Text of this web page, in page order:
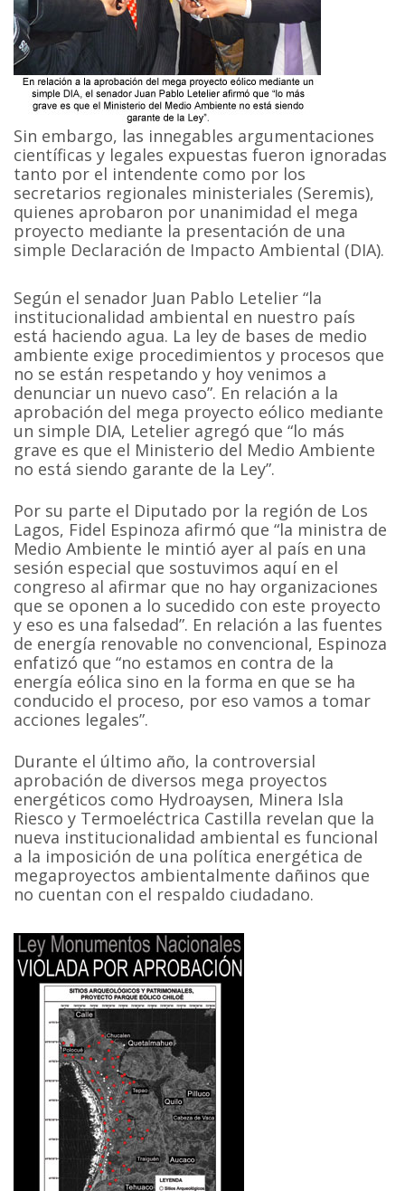
Sin embargo, las innegables argumentaciones
científicas y legales expuestas fueron ignoradas
tanto por el intendente como por los
secretarios regionales ministeriales (Seremis),
quienes aprobaron por unanimidad el mega
proyecto mediante la presentación de una
simple Declaración de Impacto Ambiental (DIA).
Según el senador Juan Pablo Letelier “la
institucionalidad ambiental en nuestro país
está haciendo agua. La ley de bases de medio
ambiente exige procedimientos y procesos que
no se están respetando y hoy venimos a
denunciar un nuevo caso”. En relación a la
aprobación del mega proyecto eólico mediante
un simple DIA, Letelier agregó que “lo más
grave es que el Ministerio del Medio Ambiente
no está siendo garante de la Ley”.
Por su parte el Diputado por la región de Los
Lagos, Fidel Espinoza afirmó que “la ministra de
Medio Ambiente le mintió ayer al país en una
sesión especial que sostuvimos aquí en el
congreso al afirmar que no hay organizaciones
que se oponen a lo sucedido con este proyecto
y eso es una falsedad”. En relación a las fuentes
de energía renovable no convencional, Espinoza
enfatizó que “no estamos en contra de la
energía eólica sino en la forma en que se ha
conducido el proceso, por eso vamos a tomar
acciones legales”.
Durante el último año, la controversial
aprobación de diversos mega proyectos
energéticos como Hydroaysen, Minera Isla
Riesco y Termoeléctrica Castilla revelan que la
nueva institucionalidad ambiental es funcional
a la imposición de una política energética de
megaproyectos ambientalmente dañinos que
no cuentan con el respaldo ciudadano.